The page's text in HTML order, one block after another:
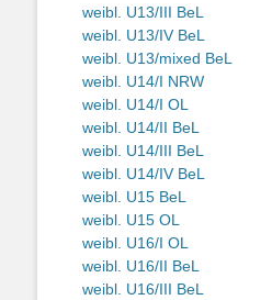
weibl. U13/III BeL
weibl. U13/IV BeL
weibl. U13/mixed BeL
weibl. U14/I NRW
weibl. U14/I OL
weibl. U14/II BeL
weibl. U14/III BeL
weibl. U14/IV BeL
weibl. U15 BeL
weibl. U15 OL
weibl. U16/I OL
weibl. U16/II BeL
weibl. U16/III BeL